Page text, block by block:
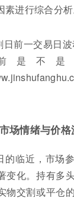
进行综合分析
场情绪与价格
的临近，市场
变化。持有多
物交割或平仓的